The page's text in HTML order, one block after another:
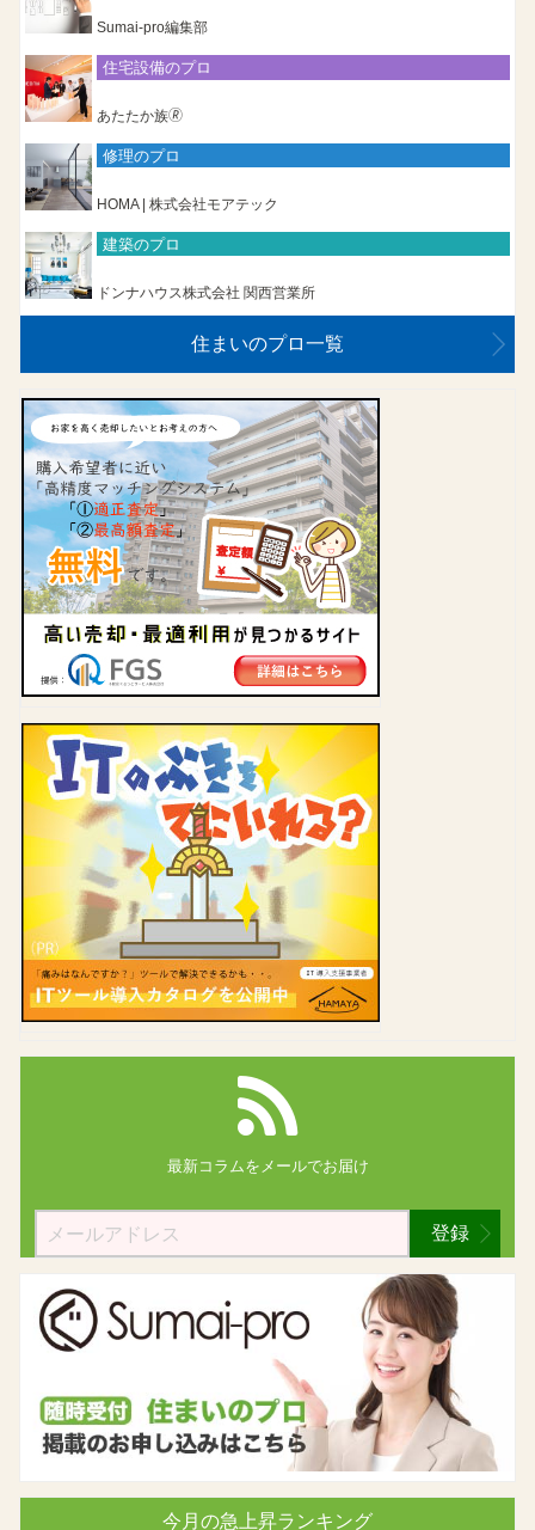
Sumai-pro編集部
住宅設備のプロ
あたたか族🄬
修理のプロ
HOMA | 株式会社モアテック
建築のプロ
ドンナハウス株式会社 関西営業所
住まいのプロ一覧
最新コラムを メールでお届け
登録
今月の急上昇ランキング